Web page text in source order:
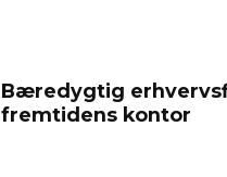
Bæredygtig
fremtidens kontor